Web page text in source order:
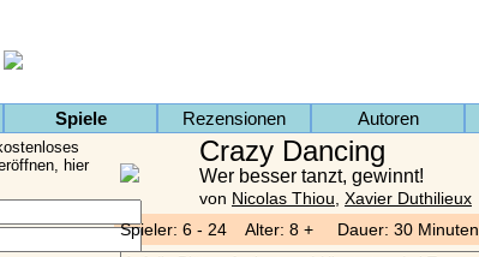
Spiele Rezensionen Autoren
Crazy Dancing
Wer besser tanzt, gewinnt!
von Nicolas Thiou, Xavier Duthilieux
Spieler: 6 - 24 Alter: 8 + Dauer: 30 Minuten